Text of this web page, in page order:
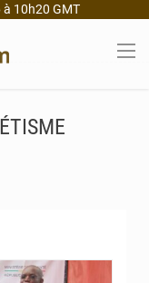
à 10h20 GMT